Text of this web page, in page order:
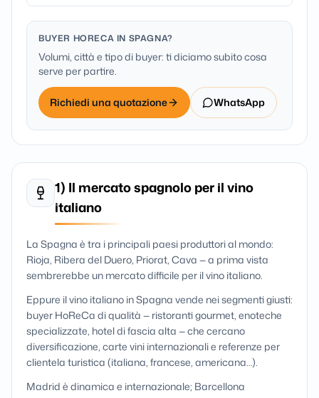
BUYER HORECA IN SPAGNA?
Volumi, città e tipo di buyer: ti diciamo subito cosa
serve per partire.
Richiedi una quotazione WhatsApp
1) Il mercato spagnolo per il vino
italiano
La Spagna è tra i principali paesi produttori al mondo:
Rioja, Ribera del Duero, Priorat, Cava — a prima vista
sembrerebbe un mercato difficile per il vino italiano.
Eppure il vino italiano in Spagna vende nei segmenti giusti:
buyer HoReCa di qualità — ristoranti gourmet, enoteche
specializzate, hotel di fascia alta — che cercano
diversificazione, carte vini internazionali e referenze per
clientela turistica (italiana, francese, americana…).
Madrid è dinamica e internazionale; Barcellona